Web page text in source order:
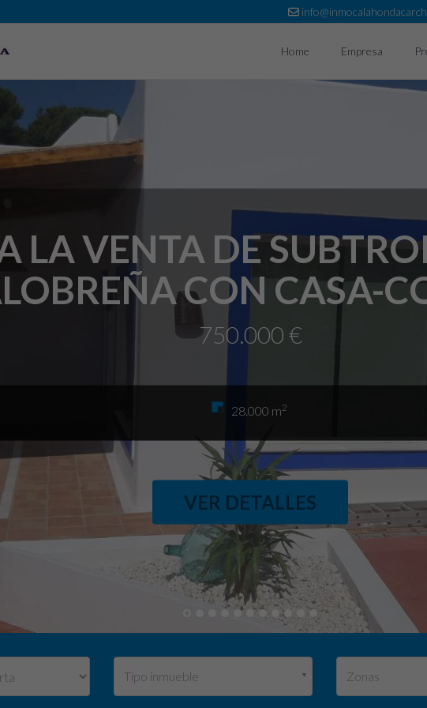
Home Empresa
LA VENTA DE
CON CASA-
750.000 €
28.000 m2
VER DETALLES
Tipo inmueble ▼ Zonas